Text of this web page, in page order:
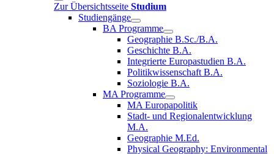
Zur Übersichtsseite Studium
Studiengänge
BA Programme
Geographie B.Sc./B.A.
Geschichte B.A.
Integrierte Europastudien B.A.
Politikwissenschaft B.A.
Soziologie B.A.
MA Programme
MA Europapolitik
Stadt- und Regionalentwicklung
M.A.
Geographie M.Ed.
Physical Geography: Environmental